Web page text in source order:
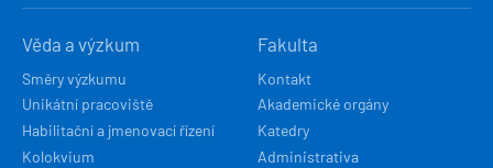
Věda a výzkum
Směry výzkumu
Unikátní pracoviště
Habilitační a jmenovací řízení
Kolokvium
Fakulta
Kontakt
Akademické orgány
Katedry
Administrativa